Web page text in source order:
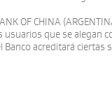
OF CHINA
usuarios que se alegan
acreditará ciertas